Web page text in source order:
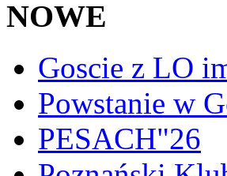
NOWE
Goscie z LO
Powstanie w
PESACH"26